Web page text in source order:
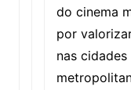
do cinema
por
nas